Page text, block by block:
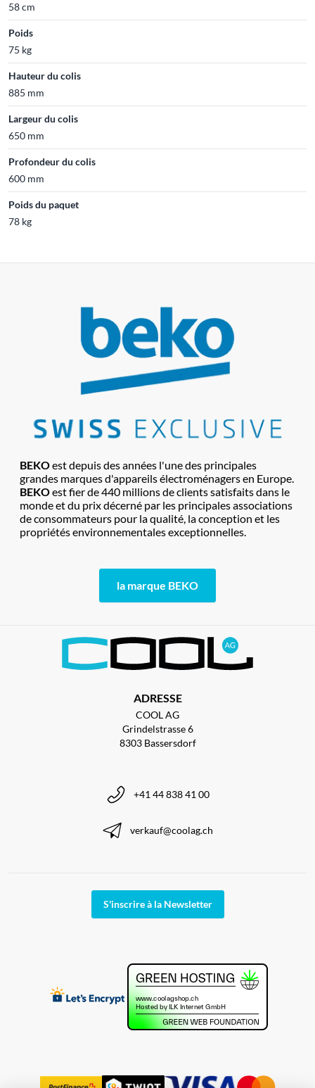
58 cm
Poids
75 kg
Hauteur du colis
885 mm
Largeur du colis
650 mm
Profondeur du colis
600 mm
Poids du paquet
78 kg
BEKOest depuis des années l'une des principales
grandes marques d'appareils électroménagers en Europe.
BEKOest fier de 440 millions de clients satisfaits dans le
monde et du prix décerné par les principales associations
de consommateurs pour la qualité, la conception et les
propriétés environnementales exceptionnelles.
la marque BEKO
ADRESSE
COOL AG
Grindelstrasse 6
8303 Bassersdorf
+41 44 838 41 00
verkauf@coolag.ch
S'inscrire à la Newsletter